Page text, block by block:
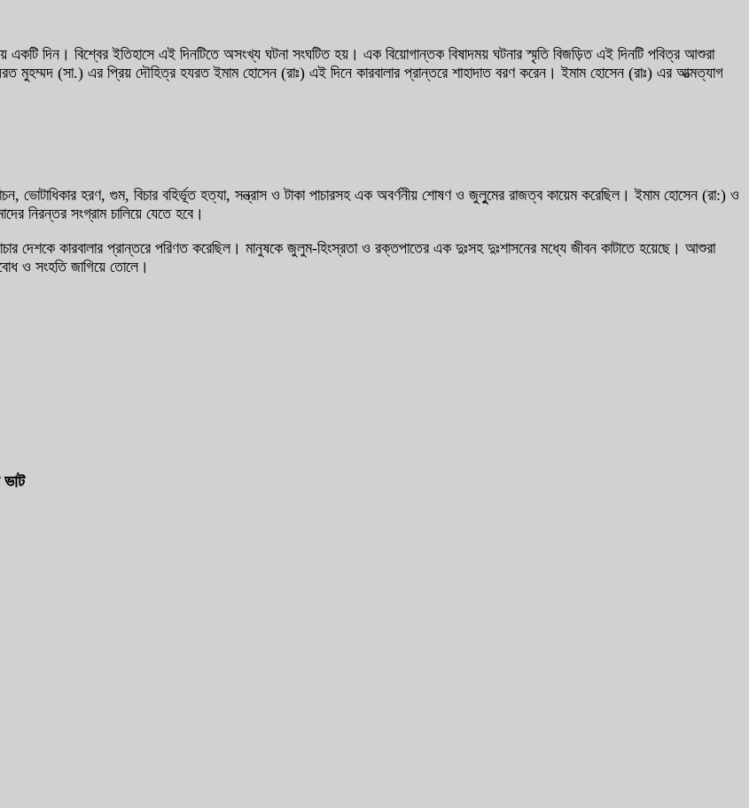
দিন। বিশ্বের ইতিহাসে এই দিনটিতে অসংখ্য ঘটনা সংঘটিত হয়। এক বিয়োগান্তক বিষাদময় ঘটনার স্মৃতি বিজড়িত এই দিনটি পবিত্র আশুরা
মুহম্মদ (সা.) এর প্রিয় দৌহিত্র হযরত ইমাম হোসেন (রাঃ) এই দিনে কারবালার প্রান্তরে শাহাদাত বরণ করেন। ইমাম হোসেন (রাঃ) এর আত্মত্যাগ
ভোটাধিকার হরণ, গুম, বিচার বহির্ভূত হত্যা, সন্ত্রাস ও টাকা পাচারসহ এক অবর্ণনীয় শোষণ ও জুলুুমের রাজত্ব কায়েম করেছিল। ইমাম হোসেন (রা:) ও
নিরন্তর সংগ্রাম চালিয়ে যেতে হবে।
দেশকে কারবালার প্রান্তরে পরিণত করেছিল। মানুষকে জুলুম-হিংস্রতা ও রক্তপাতের এক দুঃসহ দুঃশাসনের মধ্যে জীবন কাটাতে হয়েছে। আশুরা
ও সংহতি জাগিয়ে তোলে।